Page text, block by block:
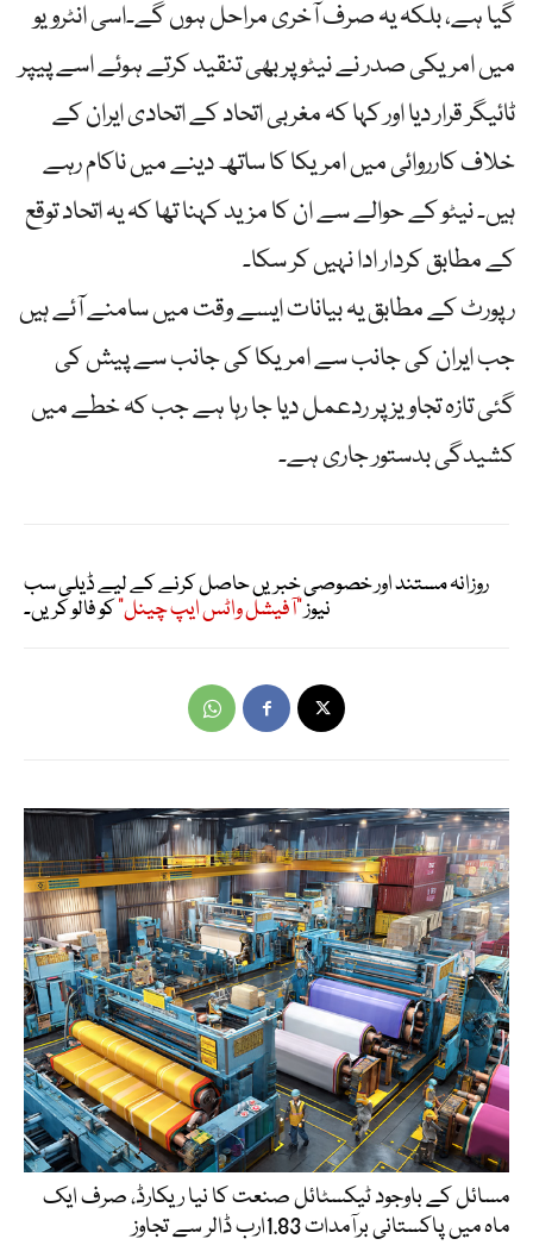
گیا ہے، بلکہ یہ صرف آخری مراحل ہوں گے۔اسی انٹرویو
میں امریکی صدر نے نیٹو پر بھی تنقید کرتے ہوئے اسے پیپر
ٹائیگر قرار دیا اور کہا کہ مغربی اتحاد کے اتحادی ایران کے
خلاف کارروائی میں امریکا کا ساتھ دینے میں ناکام رہے
ہیں۔ نیٹو کے حوالے سے ان کا مزید کہنا تھا کہ یہ اتحاد توقع
کے مطابق کردار ادا نہیں کر سکا۔
رپورٹ کے مطابق یہ بیانات ایسے وقت میں سامنے آئے ہیں
جب ایران کی جانب سے امریکا کی جانب سے پیش کی
گئی تازہ تجاویز پر ردعمل دیا جا رہا ہے جب کہ خطے میں
کشیدگی بدستور جاری ہے۔
روزانہ مستند اور خصوصی خبریں حاصل کرنے کے لیے ڈیلی سب
نیوز"آفیشل واٹس ایپ چینل"کو فالو کریں۔
مسائل کے باوجود ٹیکسٹائل صنعت کا نیا ریکارڈ، صرف ایک
ماہ میں پاکستانی برآمدات 1.83ارب ڈالر سے تجاوز